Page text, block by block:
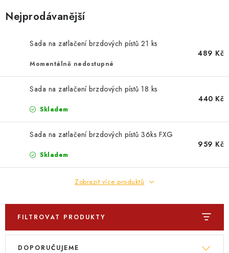
BALENÍ A EXPEDICE
Jak nakupovat Obchodní podmínky
Doprava a platba
Jak funguje Zásilkovna?
Newslleter z Profigaraz.cz
Dárek k objednávce
Nejprodávanější
Sada na zatlačení brzdových pístů 21 ks
Momentálně nedostupné
489 Kč
Sada na zatlačení brzdových pístů 18 ks
Skladem
440 Kč
Sada na zatlačení brzdových pístů 36ks FXG
Skladem
959 Kč
Zobrazit více produktů
FILTROVAT PRODUKTY
V
Ř
DOPORUČUJEME